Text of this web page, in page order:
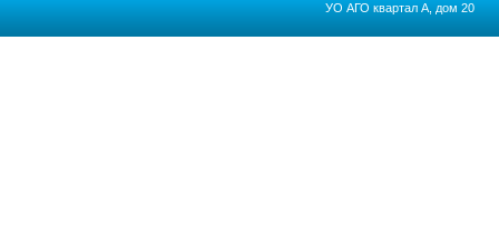
УО АГО квартал А, дом 20